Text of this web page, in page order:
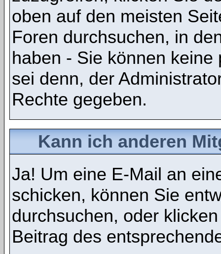
oben auf den meisten
Foren durchsuchen, in
haben - Sie können
sei denn, der
Rechte gegeben.
Kann ich anderen
Ja! Um eine E-Mail an
schicken, können Sie
durchsuchen, oder
Beitrag des